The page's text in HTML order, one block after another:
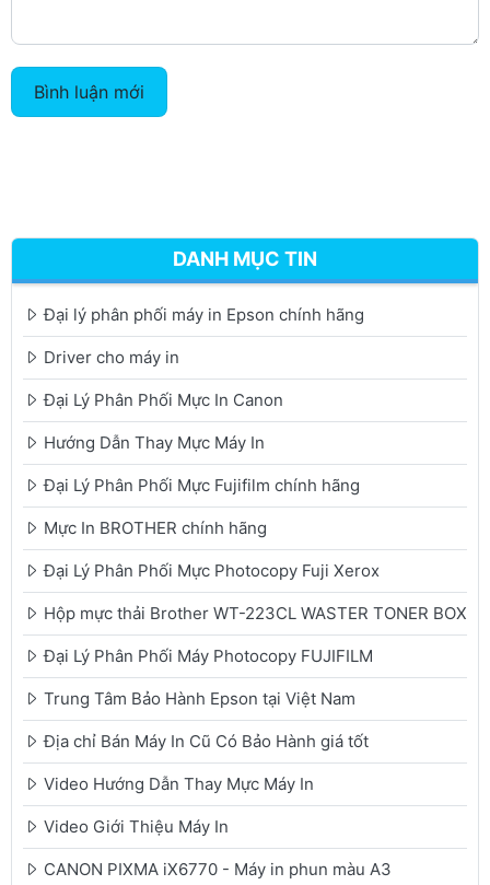
Bình luận mới
DANH MỤC TIN
Đại lý phân phối máy in Epson chính hãng
Driver cho máy in
Đại Lý Phân Phối Mực In Canon
Hướng Dẫn Thay Mực Máy In
Đại Lý Phân Phối Mực Fujifilm chính hãng
Mực In BROTHER chính hãng
Đại Lý Phân Phối Mực Photocopy Fuji Xerox
Hộp mực thải Brother WT-223CL WASTER TONER BOX
Đại Lý Phân Phối Máy Photocopy FUJIFILM
Trung Tâm Bảo Hành Epson tại Việt Nam
Địa chỉ Bán Máy In Cũ Có Bảo Hành giá tốt
Video Hướng Dẫn Thay Mực Máy In
Video Giới Thiệu Máy In
CANON PIXMA iX6770 - Máy in phun màu A3